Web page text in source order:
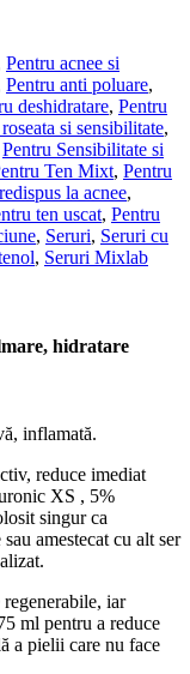
Pentru acnee si
Pentru anti poluare,
deshidratare, Pentru
si sensibilitate,
Pentru Sensibilitate si
Ten Mixt, Pentru
la acnee,
ten uscat, Pentru
, Seruri, Seruri cu
, Seruri Mixlab
hidratare
inflamată.
reduce imediat
XS , 5%
singur ca
amestecat cu alt ser
iar
ml pentru a reduce
a pielii care nu face